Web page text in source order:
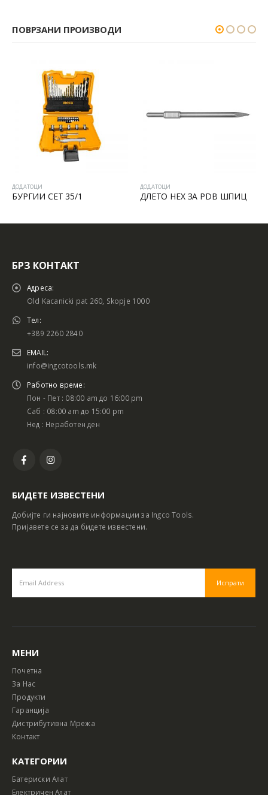
ПОВРЗАНИ ПРОИЗВОДИ
ДОДАТОЦИ
БУРГИИ СЕТ 35/1
ДОДАТОЦИ
ДЛЕТО HEX ЗА PDB ШПИЦ
БРЗ КОНТАКТ
Адреса:
Old Kacanicki pat 260, Skopje 1000
Тел:
+389 2260 2840
EMAIL:
info@ingcotools.mk
Работно време:
Пон - Пет : 08:00 am до 16:00 pm
Саб : 08:00 am до 15:00 pm
Нед : Неработен ден
БИДЕТЕ ИЗВЕСТЕНИ
Добијте ги најновите информации за Ingco Tools.
Пријавете се за да бидете известени.
МЕНИ
Почетна
За Нас
Продукти
Гаранција
Дистрибутивна Мрежа
Контакт
КАТЕГОРИИ
Батериски Алат
Електричен Алат